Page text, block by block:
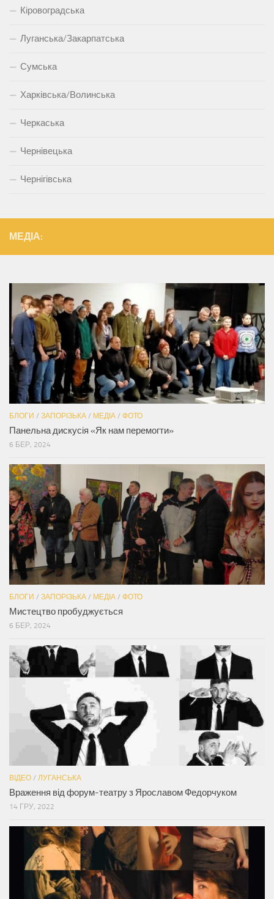
Кіровоградська
Луганська/Закарпатська
Сумська
Харківська/Волинська
Черкаська
Чернівецька
Чернігівська
МЕДІА:
БЛОГИ / ЗАПОРІЗЬКА / МЕДІА / ФОТО
Панельна дискусія «Як нам перемогти»
6 БЕР, 2024
БЛОГИ / ЗАПОРІЗЬКА / МЕДІА / ФОТО
Мистецтво пробуджується
6 БЕР, 2024
ВІДЕО / ЛУГАНСЬКА
Враження від форум-театру з Ярославом Федорчуком
14 ГРУ, 2022